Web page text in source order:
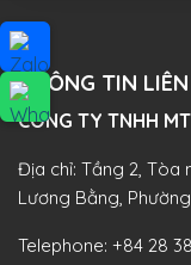
THÔNG TIN
CÔNG TY TNHH
Địa chỉ: Tầng 2, Tòa
Lương Bằng,
Telephone: +84 28